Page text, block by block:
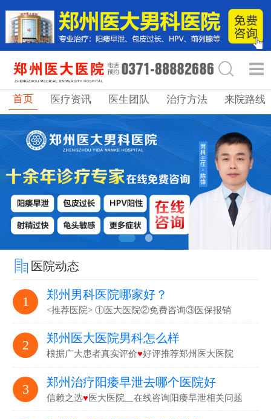
首页 医疗资讯 医生团队 治疗方法 来院路线
医院动态
1 郑州男科医院哪家好？
<推荐医院> ①医大医院②免费咨询③医保报销
2 郑州医大医院男科怎么样
根据广大患者真实评价♥好评推荐郑州医大医院
3 郑州治疗阳痿早泄去哪个医院好
信赖之选♥医大医院▁在线咨询阳痿早泄相关问题